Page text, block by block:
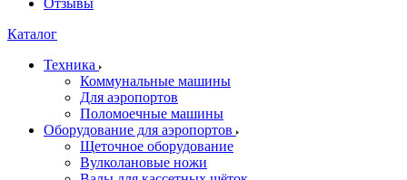
Отзывы
Каталог
Техника
Коммунальные машины
Для аэропортов
Поломоечные машины
Оборудование для аэропортов
Щеточное оборудование
Вулколановые ножи